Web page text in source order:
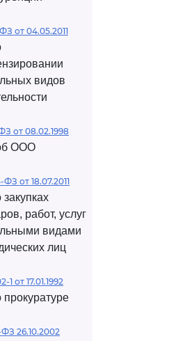
от 04.05.2011
видов
от 08.02.1998
ООО
ФЗ от 18.07.2011
работ, услуг
видами
лиц
1 от 17.01.1992
ФЗ 26.10.2002